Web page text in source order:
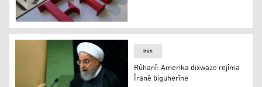
Aboriya Tirkiye 2019an lawaz dibe
iran
Rûhanî: Amerika dixwaze rejîma
Îranê biguherîne